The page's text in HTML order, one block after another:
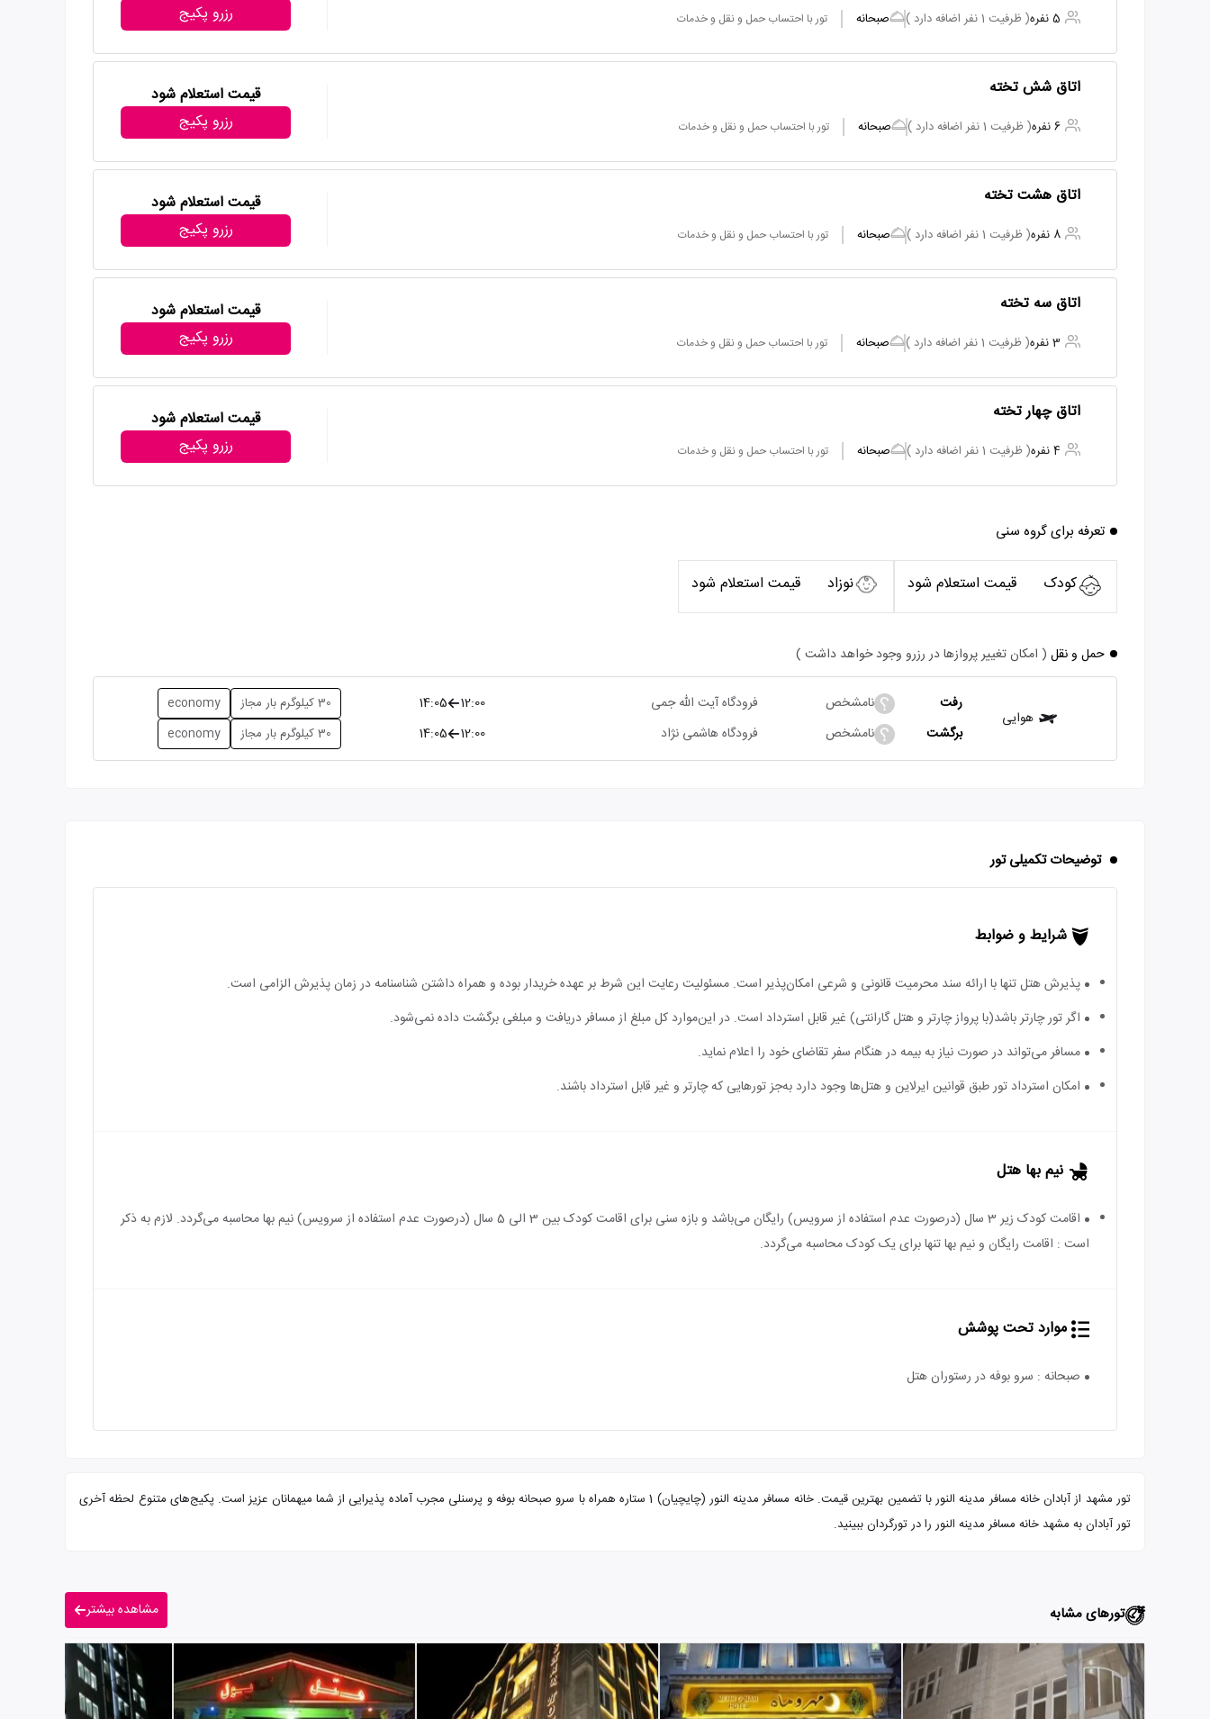
5 نفره ( ظرفیت 1 نفر اضافه دارد ) صبحانه تور با احتساب حمل و نقل و خدمات
رزرو پکیج
اتاق شش تخته
6 نفره ( ظرفیت 1 نفر اضافه دارد ) صبحانه تور با احتساب حمل و نقل و خدمات
قیمت استعلام شود
رزرو پکیج
اتاق هشت تخته
8 نفره ( ظرفیت 1 نفر اضافه دارد ) صبحانه تور با احتساب حمل و نقل و خدمات
قیمت استعلام شود
رزرو پکیج
اتاق سه تخته
3 نفره ( ظرفیت 1 نفر اضافه دارد ) صبحانه تور با احتساب حمل و نقل و خدمات
قیمت استعلام شود
رزرو پکیج
اتاق چهار تخته
4 نفره ( ظرفیت 1 نفر اضافه دارد ) صبحانه تور با احتساب حمل و نقل و خدمات
قیمت استعلام شود
رزرو پکیج
تعرفه برای گروه سنی
کودک قیمت استعلام شود نوزاد قیمت استعلام شود
حمل و نقل ( امکان تغییر پروازها در رزرو وجود خواهد داشت )
هوایی
رفت نامشخص فرودگاه آیت الله جمی 12:00
14:05 30 کیلوگرم بار مجاز economy
برگشت نامشخص فرودگاه هاشمی نژاد 12:00
14:05 30 کیلوگرم بار مجاز economy
توضیحات تکمیلی تور
شرایط و ضوابط
پذیرش هتل تنها با ارائه سند محرمیت قانونی و شرعی امکان‌پذیر است. مسئولیت رعایت این شرط بر عهده خریدار بوده و همراه داشتن شناسنامه در زمان پذیرش الزامی است.
اگر تور چارتر باشد(با پرواز چارتر و هتل گارانتی) غیر قابل استرداد است. در این‌موارد کل مبلغ از مسافر دریافت و مبلغی برگشت داده نمی‌شود.
مسافر می‌تواند در صورت نیاز به بیمه در هنگام سفر تقاضای خود را اعلام نماید.
امکان استرداد تور طبق قوانین ایرلاین و هتل‌ها وجود دارد به‌جز تورهایی که چارتر و غیر قابل استرداد باشند.
نیم بها هتل
اقامت کودک زیر 3 سال (درصورت عدم استفاده از سرویس) رایگان می‌باشد و بازه سنی برای اقامت کودک بین 3 الی 5 سال (درصورت عدم استفاده از سرویس) نیم بها محاسبه می‌گردد. لازم به ذکر
است : اقامت رایگان و نیم بها تنها برای یک کودک محاسبه می‌گردد.
موارد تحت پوشش
صبحانه : سرو بوفه در رستوران هتل
تور مشهد از آبادان خانه مسافر مدینه النور با تضمین بهترین قیمت. خانه مسافر مدینه النور (چایچیان) 1 ستاره همراه با سرو صبحانه بوفه و پرسنلی مجرب آماده پذیرایی از شما میهمانان عزیز است. پکیج‌های متنوع لحظه آخری
تور آبادان به مشهد خانه مسافر مدینه النور را در تورگردان ببینید.
تورهای مشابه مشاهده بیشتر